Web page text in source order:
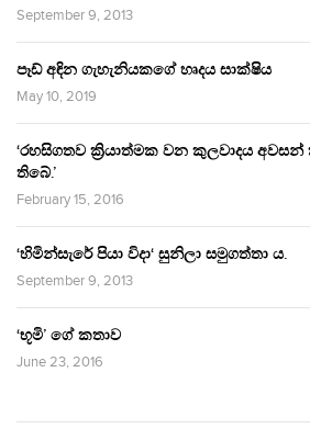
September 9, 2013
පෑඩ් අඳින ගැහැනියකගේ හෘදය සාක්ෂිය
May 10, 2019
‘රහසිගතව ක්‍රියාත්මක වන කුලවාදය අවසන්
තිබේ.’
February 15, 2016
‘හිමින්සැරේ පියා විදා‘ සුනිලා සමුගත්තා ය.
September 9, 2013
‘භූමි’ ගේ කතාව
June 23, 2016